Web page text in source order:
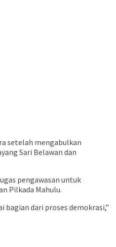
setelah mengabulkan
Sari Belawan dan
pengawasan untuk
Pilkada Mahulu.
bagian dari proses demokrasi,”